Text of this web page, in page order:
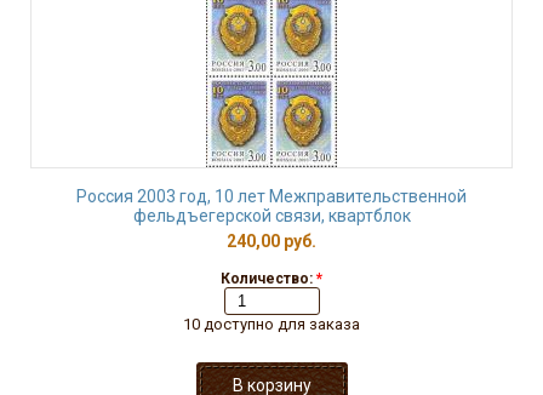
Россия 2003 год, 10 лет Межправительственной
фельдъегерской связи, квартблок
240,00 руб.
Количество: *
10 доступно для заказа